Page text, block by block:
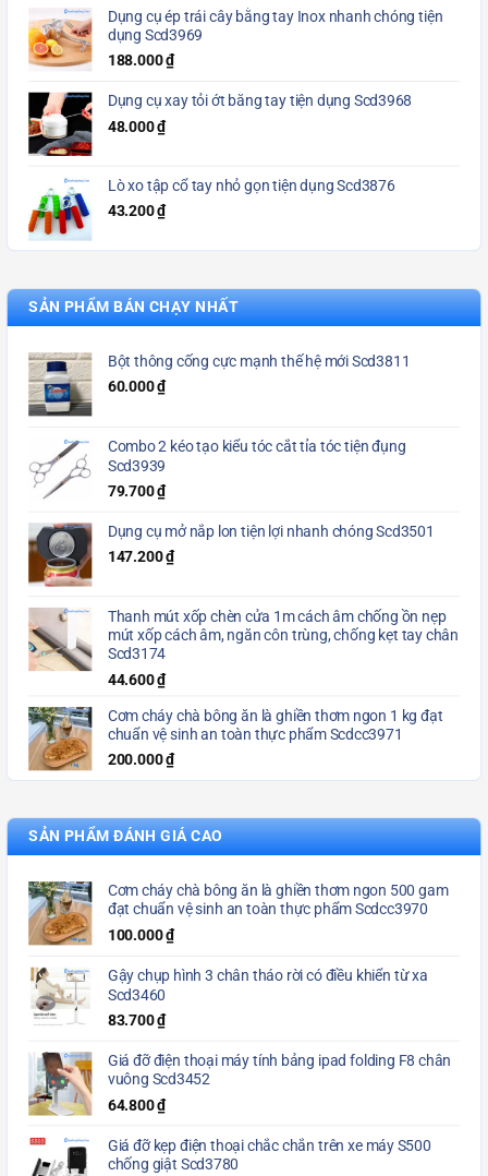
Dụng cụ ép trái cây bằng tay Inox nhanh chóng tiện
dụng Scd3969
188.000₫
Dụng cụ xay tỏi ớt bằng tay tiện dụng Scd3968
48.000₫
Lò xo tập cổ tay nhỏ gọn tiện dụng Scd3876
43.200₫
SẢN PHẨM BÁN CHẠY NHẤT
Bột thông cống cực mạnh thế hệ mới Scd3811
60.000₫
Combo 2 kéo tạo kiểu tóc cắt tỉa tóc tiện đụng
Scd3939
79.700₫
Dụng cụ mở nắp lon tiện lợi nhanh chóng Scd3501
147.200₫
Thanh mút xốp chèn cửa 1m cách âm chống ồn nẹp
mút xốp cách âm, ngăn côn trùng, chống kẹt tay chân
Scd3174
44.600₫
Cơm cháy chà bông ăn là ghiền thơm ngon 1 kg đạt
chuẩn vệ sinh an toàn thực phẩm Scdcc3971
200.000₫
SẢN PHẨM ĐÁNH GIÁ CAO
Cơm cháy chà bông ăn là ghiền thơm ngon 500 gam
đạt chuẩn vệ sinh an toàn thực phẩm Scdcc3970
100.000₫
Gậy chụp hình 3 chân tháo rời có điều khiển từ xa
Scd3460
83.700₫
Giá đỡ điện thoại máy tính bảng ipad folding F8 chân
vuông Scd3452
64.800₫
Giá đỡ kẹp điện thoại chắc chắn trên xe máy S500
chống giật Scd3780